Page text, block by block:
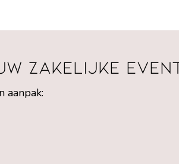
zakelijke
aanpak: